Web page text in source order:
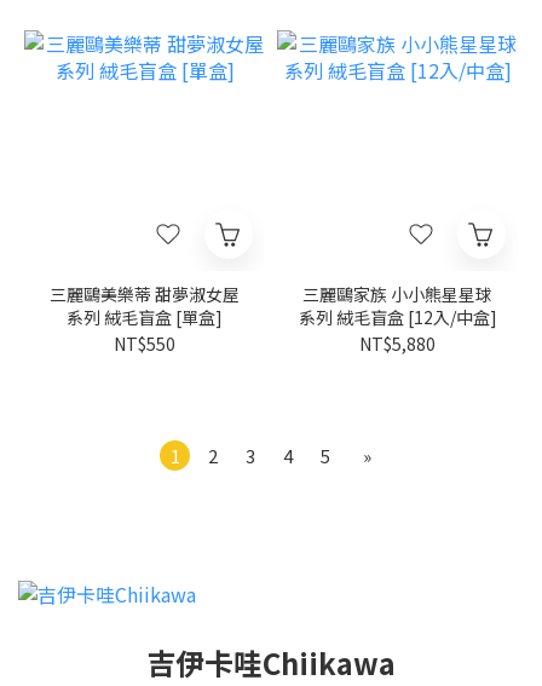
三麗鷗美樂蒂 甜夢淑女屋
系列 絨毛盲盒 [單盒]
NT$550
三麗鷗家族 小小熊星星球
系列 絨毛盲盒 [12入/中盒]
NT$5,880
1 2 3 4 5 »
吉伊卡哇Chiikawa